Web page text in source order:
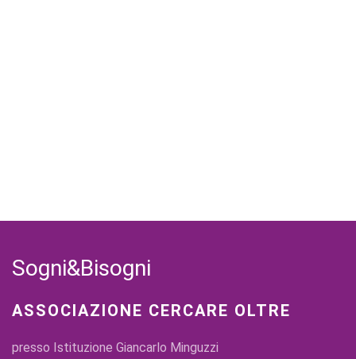
Sogni&Bisogni
ASSOCIAZIONE CERCARE OLTRE
presso Istituzione Giancarlo Minguzzi